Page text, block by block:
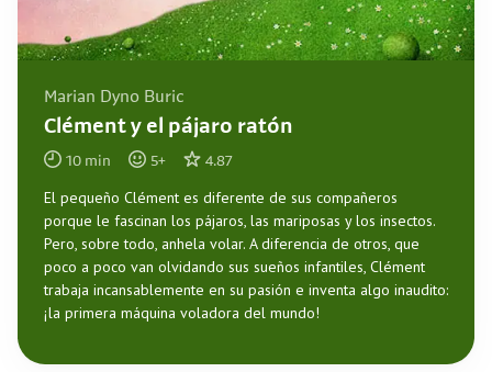
Marian Dyno Buric
Clément y el pájaro ratón
10 min 5+ 4.87
El pequeño Clément es diferente de sus compañeros
porque le fascinan los pájaros, las mariposas y los insectos.
Pero, sobre todo, anhela volar. A diferencia de otros, que
poco a poco van olvidando sus sueños infantiles, Clément
trabaja incansablemente en su pasión e inventa algo inaudito:
¡la primera máquina voladora del mundo!